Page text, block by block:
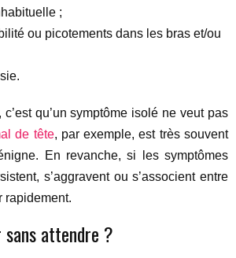
;
ou picotements dans les bras et/ou
c’est qu’un symptôme isolé ne veut pas
de tête, par exemple, est très souvent
En revanche, si les symptômes
s’aggravent ou s’associent entre
rapidement.
sans attendre ?